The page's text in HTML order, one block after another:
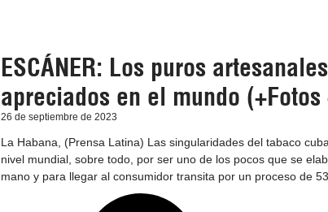
ESCÁNER: Los puros
apreciados en el mundo (+Fotos
26 de septiembre de 2023
La Habana, (Prensa Latina) Las singularidades del tabaco
nivel mundial, sobre todo, por ser uno de los pocos que se
mano y para llegar al consumidor transita por un proceso de